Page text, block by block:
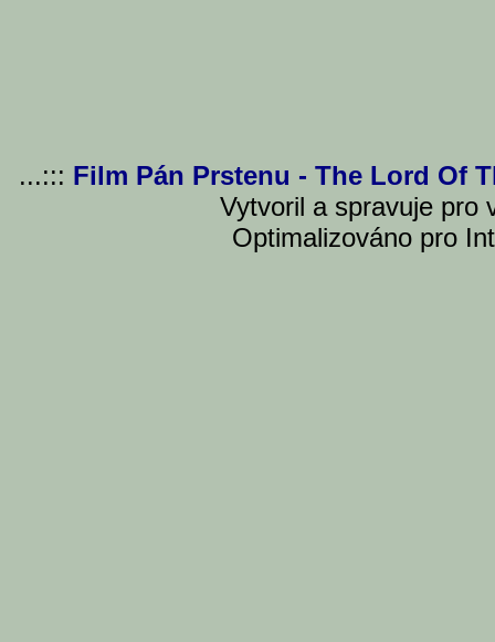
...::: Film Pán Prstenu - The Lord Of
Vytvoril a spravuje pro
Optimalizováno pro